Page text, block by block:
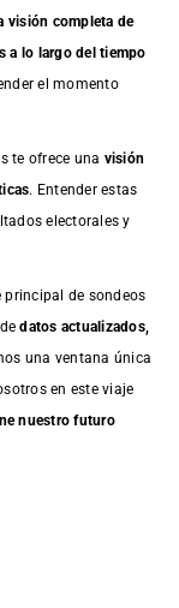
visión completa de
a lo largo del tiempo
el momento
te ofrece una visión
. Entender estas
electorales y
principal de sondeos
datos actualizados,
una ventana única
en este viaje
nuestro futuro